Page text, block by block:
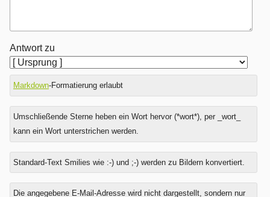
Antwort zu
Markdown-Formatierung erlaubt
Umschließende Sterne heben ein Wort hervor (*wort*), per _wort_
kann ein Wort unterstrichen werden.
Standard-Text Smilies wie :-) und ;-) werden zu Bildern konvertiert.
Was
Die angegebene E-Mail-Adresse wird nicht dargestellt, sondern nur